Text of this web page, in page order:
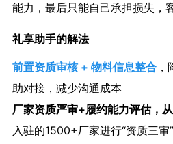
能力，最后只能自己承担损失，
礼享助手的解法
前置资质审核 + 物料信息整合，
助对接，减少沟通成本
厂家资质严审+履约能力评估，
入驻的1500+厂家进行“资质三